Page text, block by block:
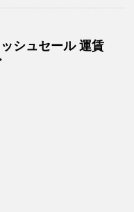
シュセール 運賃